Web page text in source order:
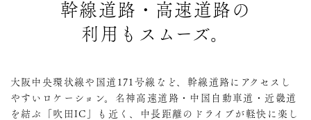
幹線道路・高速道路の
利用もスムーズ。
大阪中央環状線や国道171号線など、幹線道路にアクセスし
やすいロケーション。
名神高速道路・中国自動車道・近畿道
を結ぶ「吹田IC」も近く、中長距離のドライブが軽快に楽し